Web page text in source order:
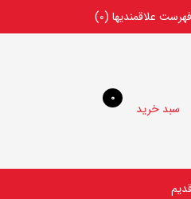
فهرست علاقمندیها (0)
سبد خرید
0